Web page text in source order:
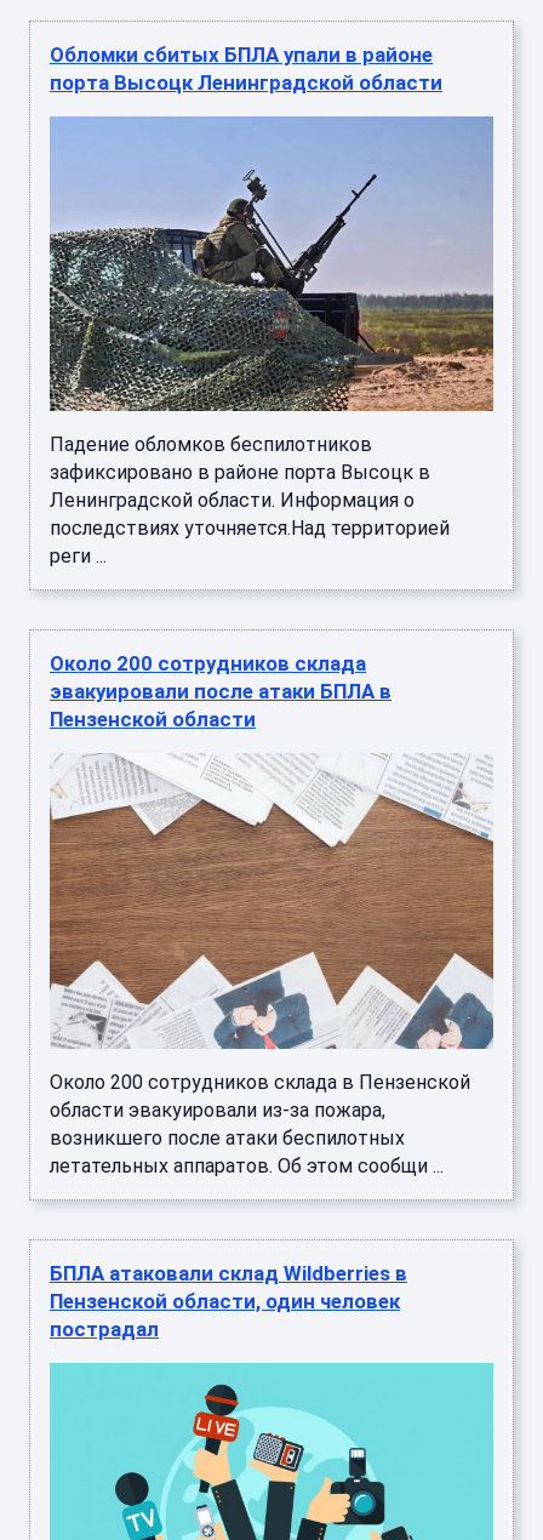
Обломки сбитых БПЛА упали в районе
порта Высоцк Ленинградской области
Падение обломков беспилотников
зафиксировано в районе порта Высоцк в
Ленинградской области. Информация о
последствиях уточняется.Над территорией
реги ...
Около 200 сотрудников склада
эвакуировали после атаки БПЛА в
Пензенской области
Около 200 сотрудников склада в Пензенской
области эвакуировали из-за пожара,
возникшего после атаки беспилотных
летательных аппаратов. Об этом сообщи ...
БПЛА атаковали склад Wildberries в
Пензенской области, один человек
пострадал